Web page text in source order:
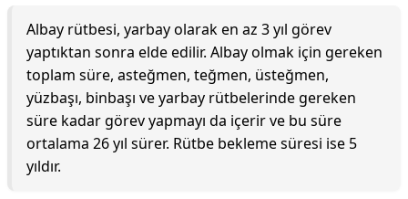
Albay rütbesi, yarbay olarak en az 3 yıl görev
yaptıktan sonra elde edilir. Albay olmak için gereken
toplam süre, asteğmen, teğmen, üsteğmen,
yüzbaşı, binbaşı ve yarbay rütbelerinde gereken
süre kadar görev yapmayı da içerir ve bu süre
ortalama 26 yıl sürer. Rütbe bekleme süresi ise 5
yıldır.